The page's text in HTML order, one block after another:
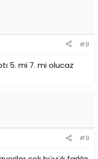
#8
5. mi 7. mi olucaz
#9